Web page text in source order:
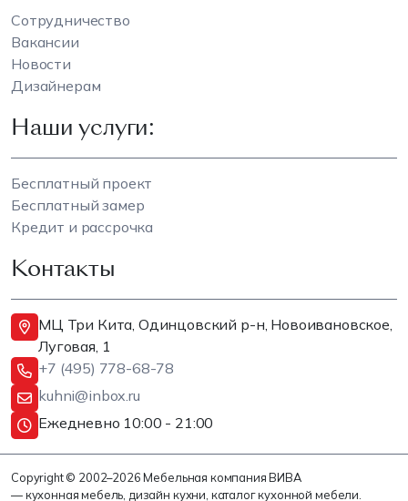
Сотрудничество
Вакансии
Новости
Дизайнерам
Наши услуги:
Бесплатный проект
Бесплатный замер
Кредит и рассрочка
Контакты
МЦ Три Кита, Одинцовский р-н, Новоивановское,
Луговая, 1
+7 (495) 778-68-78
kuhni@inbox.ru
Ежедневно 10:00 - 21:00
Copyright © 2002–2026 Мебельная компания ВИВА
— кухонная мебель, дизайн кухни, каталог кухонной мебели.